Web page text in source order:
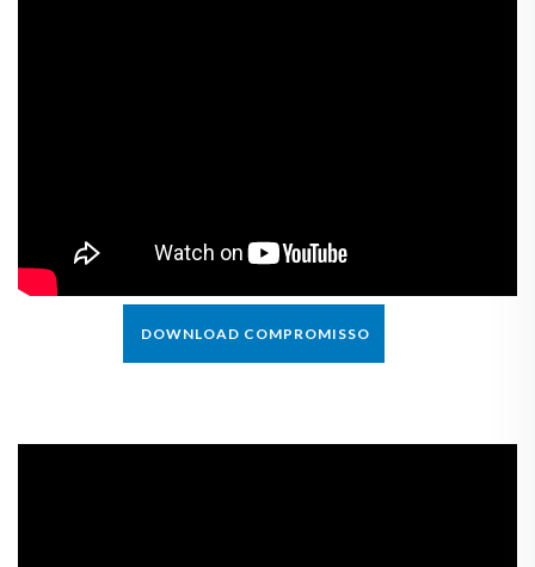
DOWNLOAD COMPROMISSO